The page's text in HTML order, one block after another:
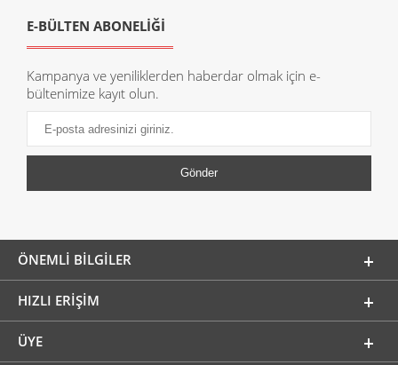
E-BÜLTEN ABONELİĞİ
Kampanya ve yeniliklerden haberdar olmak için e-
bültenimize kayıt olun.
ÖNEMLI BILGILER
HIZLI ERIŞIM
ÜYE